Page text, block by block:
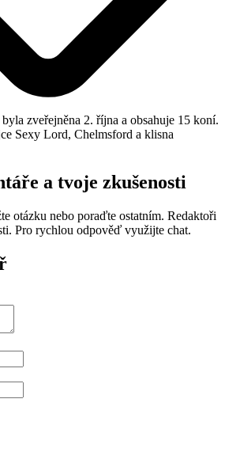
zveřejněna 2. října a obsahuje 15 koní.
Sexy Lord, Chelmsford a klisna
a tvoje zkušenosti
otázku nebo poraďte ostatním. Redaktoři
Pro rychlou odpověď využijte chat.